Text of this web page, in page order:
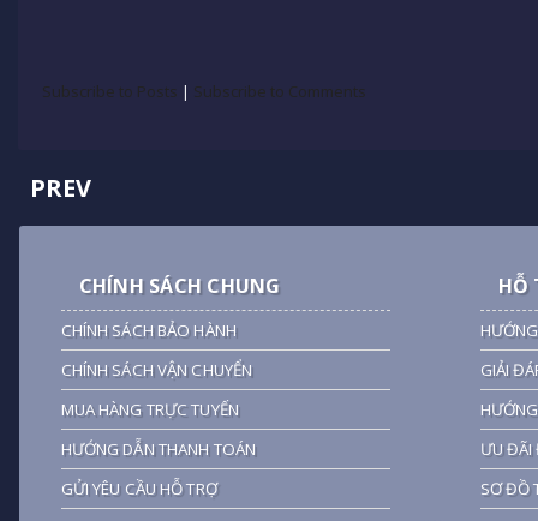
Subscribe to Posts | Subscribe to Comments
PREV
CHÍNH SÁCH CHUNG
CHÍNH SÁCH BẢO HÀNH
CHÍNH SÁCH VẬN CHUYỂN
MUA HÀNG TRỰC TUYẾN
HƯỚNG DẪN THANH TOÁN
GỬI YÊU CẦU HỖ TRỢ
HỖ
GIẢI
ƯU ĐÃI
SƠ ĐỒ